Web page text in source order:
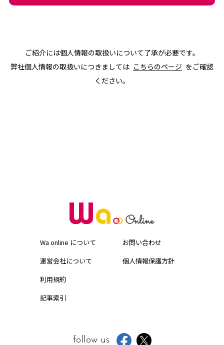
ご紹介には個人情報の取扱いについて了承が必要です。
弊社個人情報の取扱いにつきましては こちらのページ をご確認
ください。
Wa online について
運営会社について
お問い合わせ
個人情報保護方針
利用規約
記事索引
follow us